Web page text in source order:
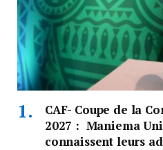
CAF- Coupe de la
2027 : Maniema
connaissent leurs